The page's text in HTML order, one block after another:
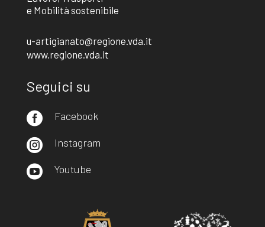
e Mobilità sostenibile
u-artigianato@regione.vda.it
www.regione.vda.it
Seguici su
 Facebook
 Instagram
 Youtube